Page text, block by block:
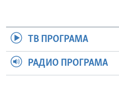
ТВ ПРОГРАМА
РАДИО ПРОГРАМА